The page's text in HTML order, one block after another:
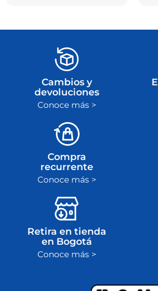
Cambios y
devoluciones
Conoce más >
Compra
recurrente
Conoce más >
Retira en tienda
en Bogotá
Conoce más >